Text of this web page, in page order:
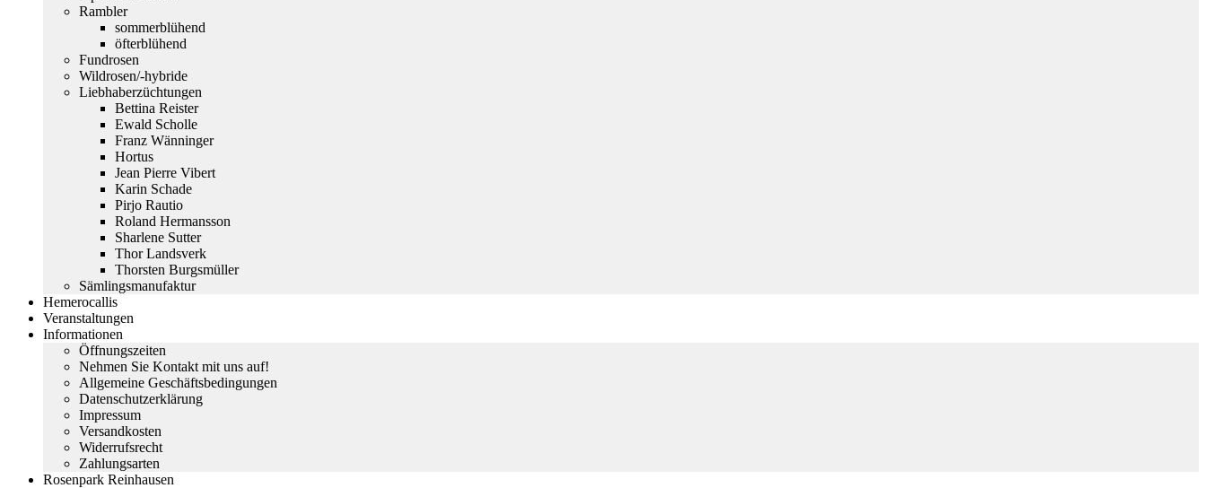
Rambler
sommerblühend
öfterblühend
Fundrosen
Wildrosen/-hybride
Liebhaberzüchtungen
Bettina Reister
Ewald Scholle
Franz Wänninger
Hortus
Jean Pierre Vibert
Karin Schade
Pirjo Rautio
Roland Hermansson
Sharlene Sutter
Thor Landsverk
Thorsten Burgsmüller
Sämlingsmanufaktur
Hemerocallis
Veranstaltungen
Informationen
Öffnungszeiten
Nehmen Sie Kontakt mit uns auf!
Allgemeine Geschäftsbedingungen
Datenschutzerklärung
Impressum
Versandkosten
Widerrufsrecht
Zahlungsarten
Rosenpark Reinhausen